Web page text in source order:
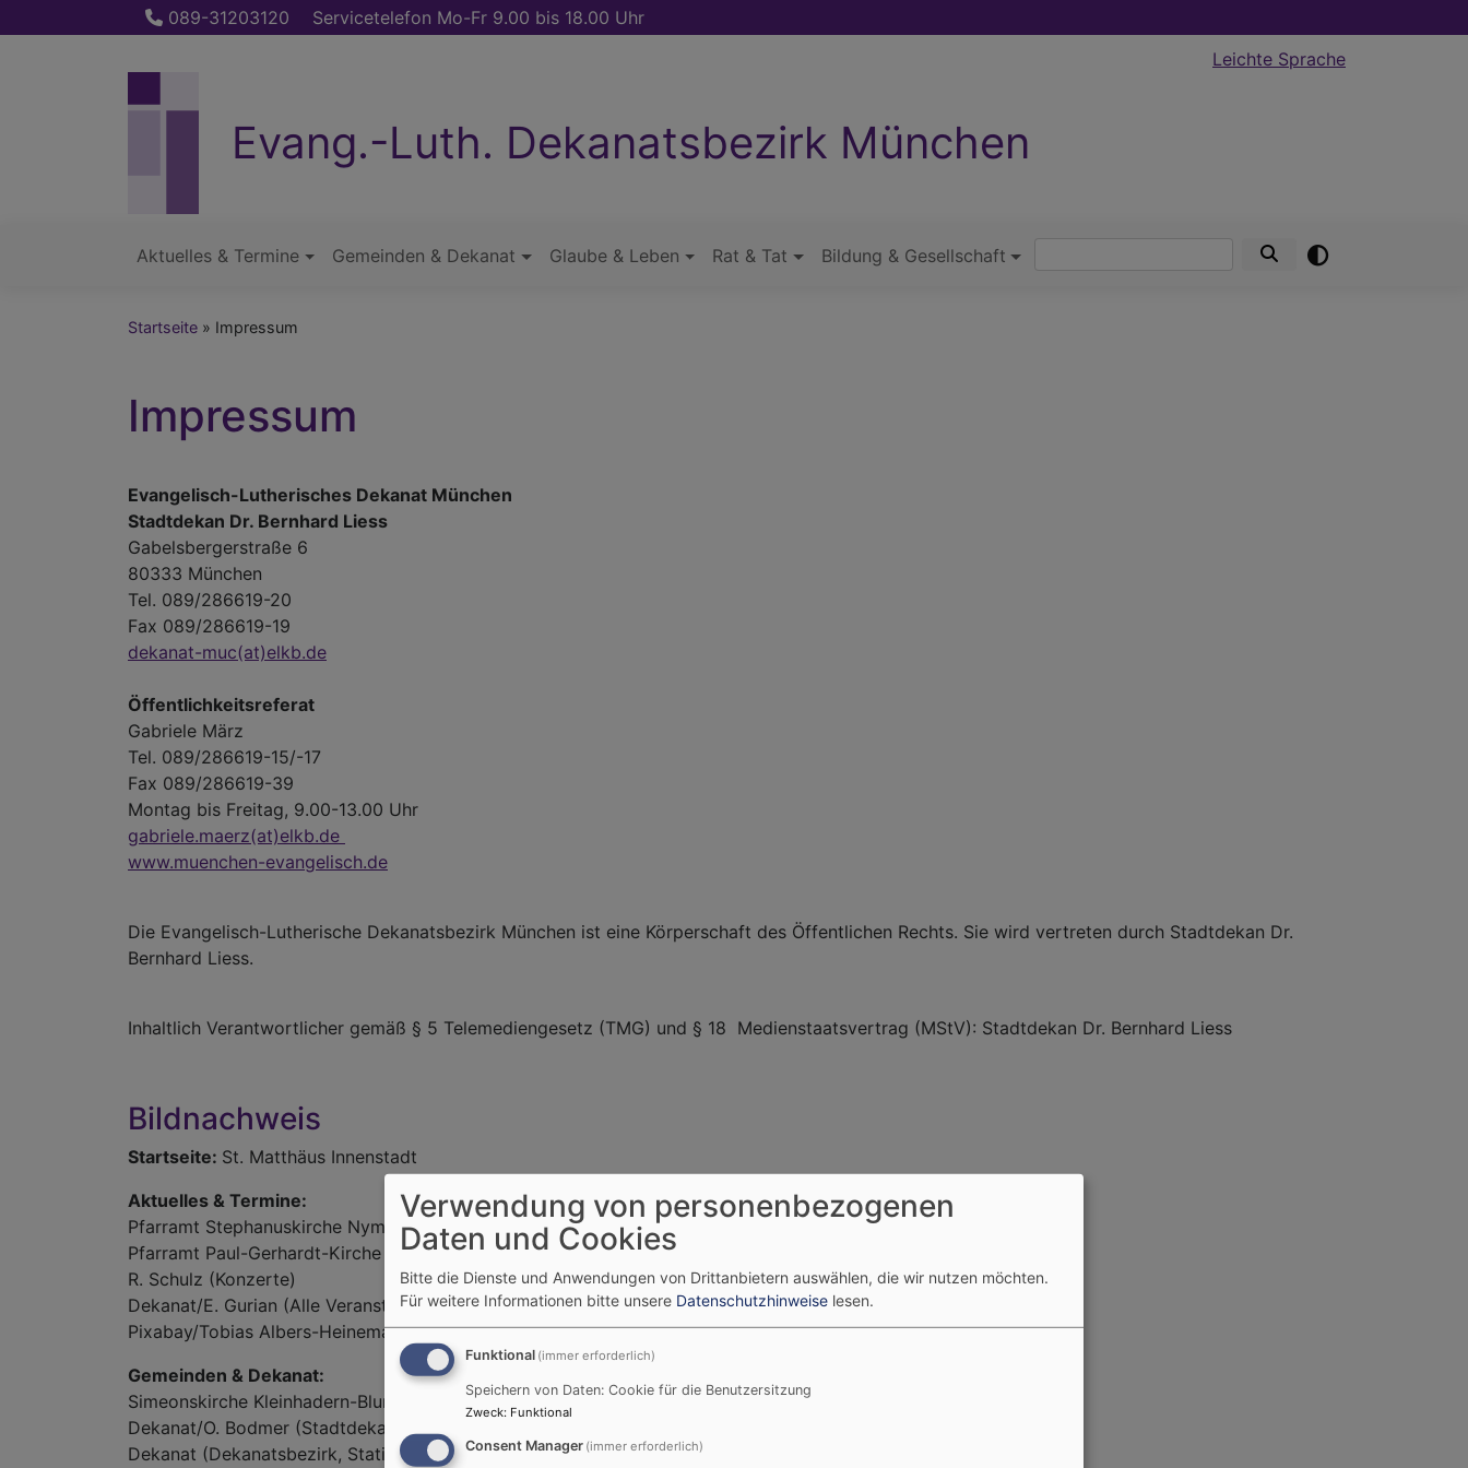
zum
089-31203120
Servicetelefon Mo-Fr 9.00 bis 18.00 Uhr
Leichte Sprache
Evang.-Luth. Dekanatsbezirk München
Hauptnavigation
Aktuelles & Termine Gemeinden & Dekanat Glaube & Leben Rat & Tat Bildung & Gesellschaft
Startseite Impressum
Impressum
Evangelisch-Lutherisches Dekanat München
Stadtdekan Dr. Bernhard Liess
Gabelsbergerstraße 6
80333 München
Tel. 089/286619-20
Fax 089/286619-19
dekanat-muc(at)elkb.de
Öffentlichkeitsreferat
Gabriele März
Tel. 089/286619-15/-17
Fax 089/286619-39
Montag bis Freitag, 9.00-13.00 Uhr
gabriele.maerz(at)elkb.de
www.muenchen-evangelisch.de
Die Evangelisch-Lutherische Dekanatsbezirk München ist eine Körperschaft des Öffentlichen Rechts. Sie wird vertreten durch Stadtdekan Dr.
Bernhard Liess.
Inhaltlich Verantwortlicher gemäß § 5 Telemediengesetz (TMG) und § 18 Medienstaatsvertrag (MStV): Stadtdekan Dr. Bernhard Liess
Bildnachweis
Startseite: St. Matthäus Innenstadt
Aktuelles & Termine:
Pfarramt Stephanuskirche Nymphenburg (Aktuelles & Termine/Aktuelles)
Pfarramt Paul-Gerhardt-Kirche Laim (Gottesdienste)
R. Schulz (Konzerte)
Dekanat/E. Gurian (Alle Veranstaltungen)
Pixabay/Tobias Albers-Heinemann (Pressemitteilungen)
Gemeinden & Dekanat:
Simeonskirche Kleinhadern-Blumenau/Sebastian Kühnen (Gemeinden & Dekanat)
Dekanat/O. Bodmer (Stadtdekan)
Dekanat (Dekanatsbezirk, Statistik)
Verwendung von personenbezogenen
Daten und Cookies
Bitte die Dienste und Anwendungen von Drittanbietern auswählen, die wir nutzen möchten.
Für weitere Informationen bitte unsere Datenschutzhinweise lesen.
Funktional (immer erforderlich)
Speichern von Daten: Cookie für die Benutzersitzung
Zweck: Funktional
Consent Manager (immer erforderlich)